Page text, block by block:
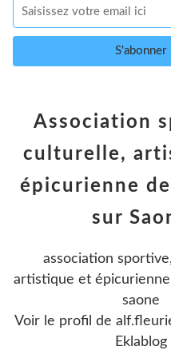
Association
culturelle,
épicurienne
sur
association
artistique et
saone
Voir le profil de
Eklablog